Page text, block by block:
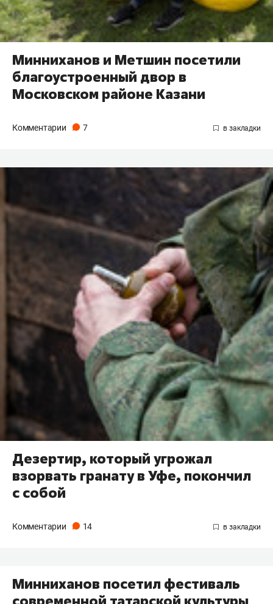
Минниханов и Метшин посетили
благоустроенный двор в
Московском районе Казани
Комментарии 7
Дезертир, который угрожал
взорвать гранату в Уфе, покончил
с собой
Комментарии 14
Минниханов посетил фестиваль